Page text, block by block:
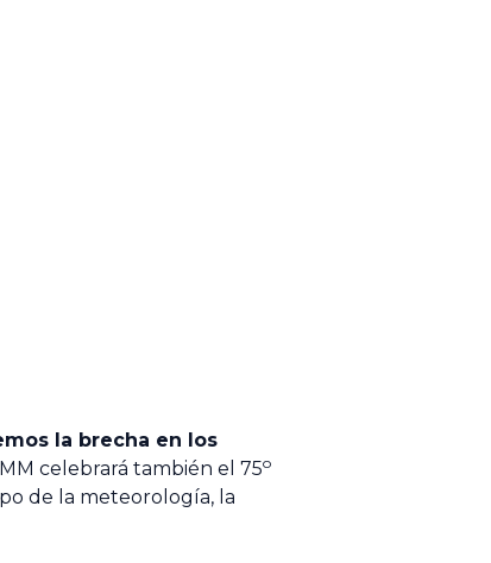
la brecha en los
celebrará también el 75o
de la meteorología, la